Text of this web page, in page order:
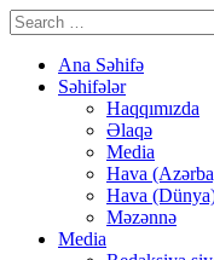
Ana Səhifə
Səhifələr
Haqqımızda
Əlaqə
Media
Hava
Hava
Məzənnə
Media